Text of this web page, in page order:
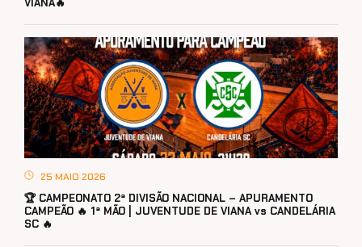
VIANA🔥
25 MAIO 2026
🏆 CAMPEONATO 2ª DIVISÃO NACIONAL – APURAMENTO
CAMPEÃO 🔥 1ª MÃO | JUVENTUDE DE VIANA vs CANDELÁRIA
SC 🔥